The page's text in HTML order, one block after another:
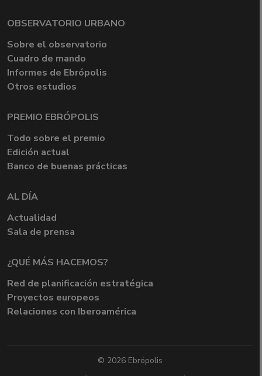
OBSERVATORIO URBANO
Sobre el observatorio
Cuadro de mando
Informes de Ebrópolis
Otros estudios
PREMIO EBRÓPOLIS
Todo sobre el premio
Edición actual
Banco de buenas prácticas
AL DÍA
Actualidad
Sala de prensa
¿QUÉ MÁS HACEMOS?
Red de planificación estratégica
Proyectos europeos
Relaciones con Iberoamérica
© 2026 Ebrópolis